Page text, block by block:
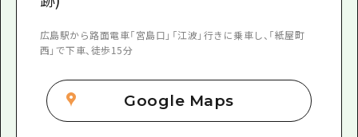
広島駅から路面電車「宮島口」「江波」行きに乗車し、「紙屋町
西」で下車、徒歩15分
Google Maps